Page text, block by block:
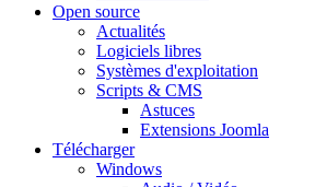
Open source
Actualités
Logiciels libres
Systèmes d'exploitation
Scripts & CMS
Astuces
Extensions Joomla
Télécharger
Windows